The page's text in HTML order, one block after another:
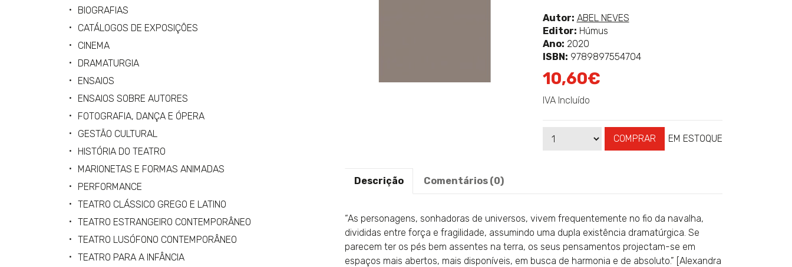
classificação
Autor: Ver
mais
sobre
ABEL NEVES
Editor: Húmus
Ano: 2020
ISBN: 9789897554704
10,60€
IVA Incluído
Qtd COMPRAR
Disponibilidade: EM ESTOQUE
Descrição Comentários (0)
“As personagens, sonhadoras de universos, vivem frequentemente no fio da navalha,
divididas entre força e fragilidade, assumindo uma dupla existência dramatúrgica. Se
parecem ter os pés bem assentes na terra, os seus pensamentos projectam-se em
espaços mais abertos, mais disponíveis, em busca de harmonia e de absoluto.” [Alexandra
BIOGRAFIAS
CATÁLOGOS DE EXPOSIÇÕES
CINEMA
DRAMATURGIA
ENSAIOS
ENSAIOS SOBRE AUTORES
FOTOGRAFIA, DANÇA E ÓPERA
GESTÃO CULTURAL
HISTÓRIA DO TEATRO
MARIONETAS E FORMAS ANIMADAS
PERFORMANCE
TEATRO CLÁSSICO GREGO E LATINO
TEATRO ESTRANGEIRO CONTEMPORÂNEO
TEATRO LUSÓFONO CONTEMPORÂNEO
TEATRO PARA A INFÂNCIA